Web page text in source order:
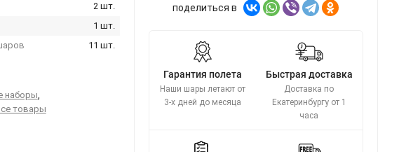
2 шт.
1 шт.
11 шт.
наборы,
товары
поделиться в
Гарантия полета
Наши шары летают от
3-х дней до месяца
Быстрая доставка
Доставка по
Екатеринбургу от 1
часа